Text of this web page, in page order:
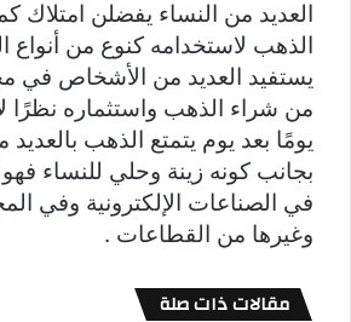
العديد من النساء يفضلن امتلاك
الذهب لاستخدامه كنوع من أنواع
يستفيد العديد من الأشخاص في
من شراء الذهب واستثماره نظرًا
يومًا بعد يوم يتمتع الذهب
بجانب كونه زينة وحلي للنساء
في الصناعات الإلكترونية وفي
وغيرها من القطاعات .
مقالات ذات صلة